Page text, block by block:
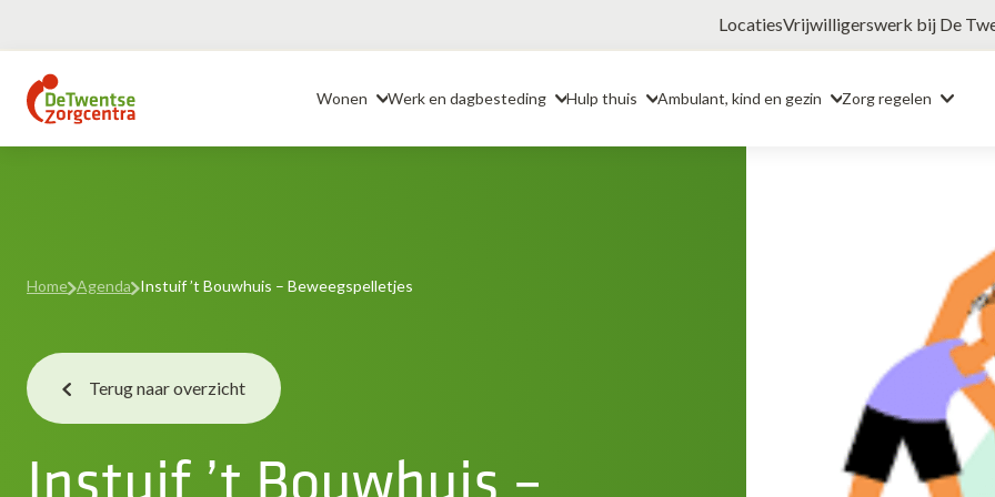
inhoud
LocatiesVrijwilligerswerk bij De
Header
Wonen Werk en dagbesteding Hulp thuis Ambulant, kind en gezin Zorg regelen
Home Agenda Instuif ’t Bouwhuis – Beweegspelletjes
Terug naar overzicht
Instuif ’t Bouwhuis –